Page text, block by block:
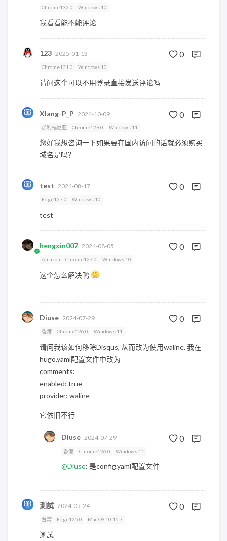
Chrome132.0 Windows 10
我看看能不能评论
123 2025-01-13 0
Chrome131.0 Windows 10
请问这个可以不用登录直接发送评论吗
XIang-P_P 2024-10-09 0
加利福尼亚 Chrome129.0 Windows 11
您好我想咨询一下如果要在国内访问的话就必须购买
域名是吗？
test 2024-08-17 0
Edge127.0 Windows 10
test
hengxin007 2024-08-05 0
Amazon Chrome127.0 Windows 10
这个怎么解决鸭
Diuse 2024-07-29 0
香港 Chrome126.0 Windows 11
请问我该如何移除Disqus, 从而改为使用waline. 我在
hugo.yaml配置文件中改为
comments:
enabled: true
provider: waline
它依旧不行
Diuse 2024-07-29 0
香港 Chrome126.0 Windows 11
@Diuse: 是config.yaml配置文件
測試 2024-05-24 0
台湾 Edge125.0 Mac OS 10.15.7
測試